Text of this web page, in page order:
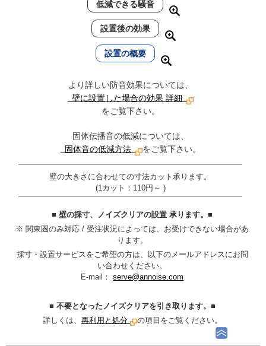
低減できる騒音
設置後の効果
設置の概要
より詳しい防音効果については、
壁に設置した場合の効果 詳細
をご覧下さい。
固体伝播音の低減については、
固体音の低減方法
をご覧下さい。
壁の大きさに合わせての寸法カット承ります。
(1カット：110円～ )
■ 壁の採寸、ノイズクリアの設置 承ります。■
※ 関東圏のみ対応 / 受注状況によっては、お受けできない場合があ
ります。
採寸・設置サービスをご希望の方は、以下のメールアドレスにお問
い合わせください。
E-mail：serve@annoise.com
■ 不要となったノイズクリアを引き取ります。■
詳しくは、 再利用と処分 の項目をご覧ください。